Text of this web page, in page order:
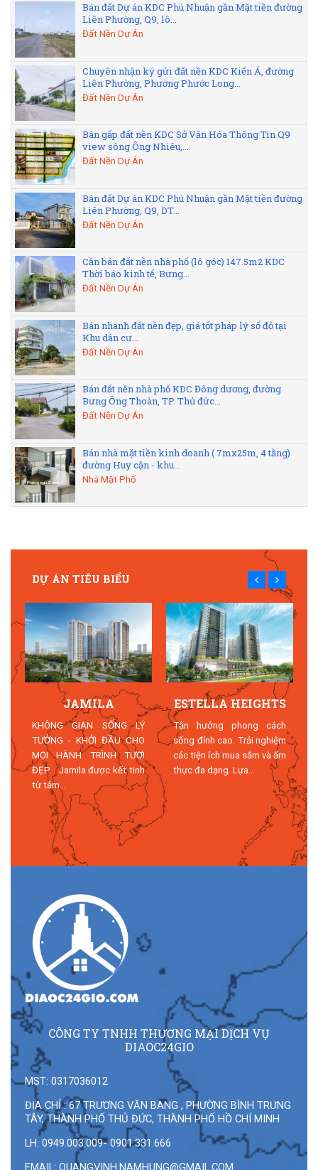
Bán đất Dự án KDC Phú Nhuận gần Mặt tiền đường
Liên Phường, Q9, lô...
Đất Nền Dự Án
Chuyên nhận ký gửi đất nền KDC Kiến Á, đường
Liên Phường, Phường Phước Long...
Đất Nền Dự Án
Bán gấp đất nền KDC Sở Văn Hóa Thông Tin Q9
view sông Ông Nhiêu,...
Đất Nền Dự Án
Bán đất Dự án KDC Phú Nhuận gần Mặt tiền đường
Liên Phường, Q9, DT...
Đất Nền Dự Án
Cần bán đất nền nhà phố (lô góc) 147.5m2 KDC
Thời báo kinh tế, Bưng...
Đất Nền Dự Án
Bán nhanh đất nền đẹp, giá tốt pháp lý sổ đỏ tại
Khu dân cư...
Đất Nền Dự Án
Bán đất nền nhà phố KDC Đông dương, đường
Bưng Ông Thoàn, TP. Thủ đức...
Đất Nền Dự Án
Bán nhà mặt tiền kinh doanh ( 7mx25m, 4 tầng)
đường Huy cận - khu...
Nhà Mặt Phố
DỰ ÁN TIÊU BIỂU
JAMILA
KHÔNG GIAN SỐNG LÝ
TƯỞNG - KHỞI ĐẦU CHO
MỌI HÀNH TRÌNH TƯƠI
ĐẸP Jamila được kết tinh
từ tâm...
ESTELLA HEIGHTS
Tận hưởng phong cách
sống đỉnh cao. Trải nghiệm
các tiện ích mua sắm và ẩm
thực đa dạng. Lựa...
CÔNG TY TNHH THƯƠNG MẠI DỊCH VỤ
DIAOC24GIO
MST: 0317036012
ĐỊA CHỈ : 67 TRƯƠNG VĂN BANG , PHƯỜNG BÌNH TRƯNG
TÂY, THÀNH PHỐ THỦ ĐỨC, THÀNH PHỐ HỒ CHÍ MINH
LH: 0949.003.009- 0901.331.666
EMAIL: QUANGVINH.NAMHUNG@GMAIL.COM